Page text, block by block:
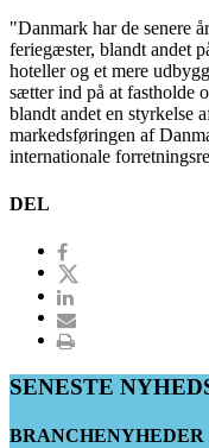
"Danmark har de senere
feriegæster, blandt andet
hoteller og et mere
sætter ind på at fastholde
blandt andet en styrkelse
markedsføringen af
internationale
DEL
SENESTE
BRANCHENYHEDER